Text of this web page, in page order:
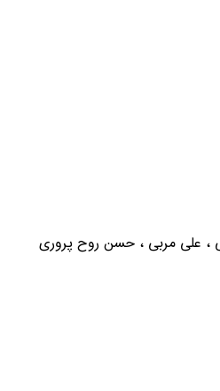
، علی مربی ، حسن روح پروری